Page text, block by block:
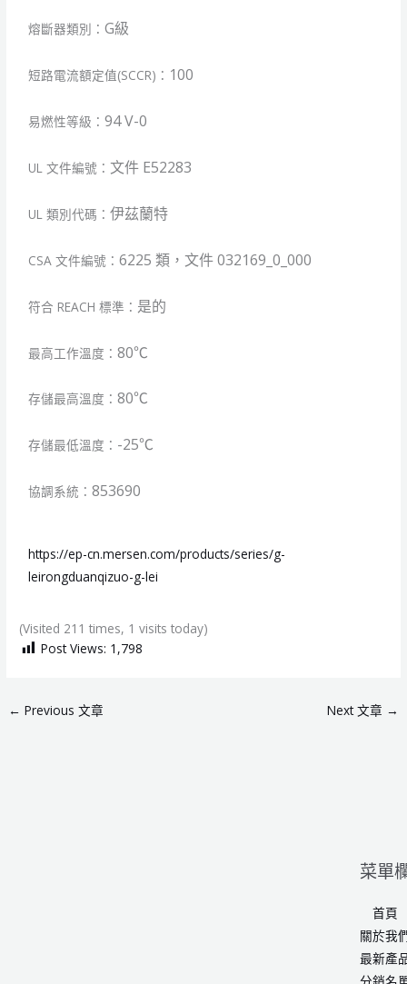
熔斷器類別：G級
短路電流額定值(SCCR)： 100
易燃性等級：94 V-0
UL 文件編號：文件 E52283
UL 類別代碼：伊茲蘭特
CSA 文件編號：6225 類，文件 032169_0_000
符合 REACH 標準： 是的
最高工作溫度：80℃
存儲最高溫度：80℃
存儲最低溫度： -25℃
協調系統：853690
https://ep-cn.mersen.com/products/series/g-
leirongduanqizuo-g-lei
(Visited 211 times, 1 visits today)
Post Views: 1,798
← Previous 文章 Next 文章 →
菜單
首頁
關於我
最新產